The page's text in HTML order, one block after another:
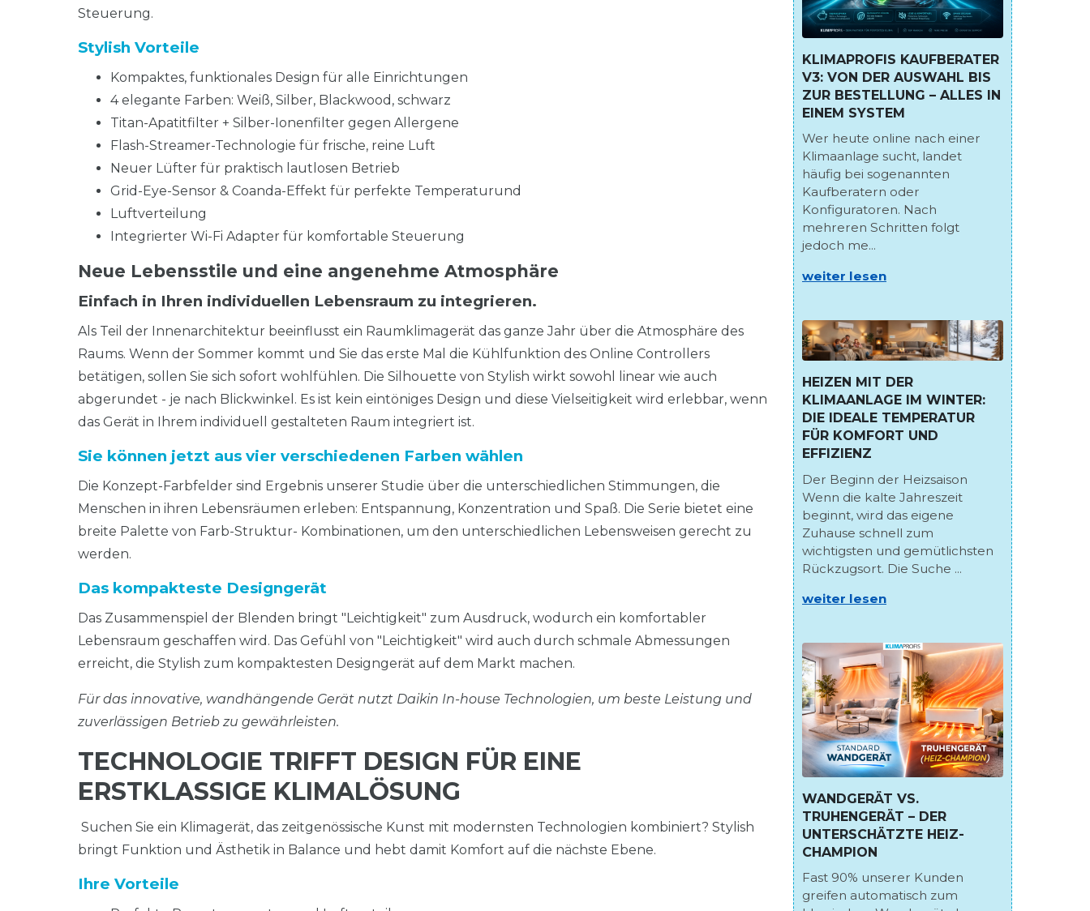
Steuerung.
Stylish Vorteile
Kompaktes, funktionales Design für alle Einrichtungen
4 elegante Farben: Weiß, Silber, Blackwood, schwarz
Titan-Apatitfilter + Silber-Ionenfilter gegen Allergene
Flash-Streamer-Technologie für frische, reine Luft
Neuer Lüfter für praktisch lautlosen Betrieb
Grid-Eye-Sensor & Coanda-Effekt für perfekte Temperaturund
Luftverteilung
Integrierter Wi-Fi Adapter für komfortable Steuerung
Neue Lebensstile und eine angenehme Atmosphäre
Einfach in Ihren individuellen Lebensraum zu integrieren.
Als Teil der Innenarchitektur beeinflusst ein Raumklimagerät das ganze Jahr über die Atmosphäre des
Raums. Wenn der Sommer kommt und Sie das erste Mal die Kühlfunktion des Online Controllers
betätigen, sollen Sie sich sofort wohlfühlen. Die Silhouette von Stylish wirkt sowohl linear wie auch
abgerundet - je nach Blickwinkel. Es ist kein eintöniges Design und diese Vielseitigkeit wird erlebbar, wenn
das Gerät in Ihrem individuell gestalteten Raum integriert ist.
Sie können jetzt aus vier verschiedenen Farben wählen
Die Konzept-Farbfelder sind Ergebnis unserer Studie über die unterschiedlichen Stimmungen, die
Menschen in ihren Lebensräumen erleben: Entspannung, Konzentration und Spaß. Die Serie bietet eine
breite Palette von Farb-Struktur- Kombinationen, um den unterschiedlichen Lebensweisen gerecht zu
werden.
Das kompakteste Designgerät
Das Zusammenspiel der Blenden bringt "Leichtigkeit" zum Ausdruck, wodurch ein komfortabler
Lebensraum geschaffen wird. Das Gefühl von "Leichtigkeit" wird auch durch schmale Abmessungen
erreicht, die Stylish zum kompaktesten Designgerät auf dem Markt machen.
Für das innovative, wandhängende Gerät nutzt Daikin In-house Technologien, um beste Leistung und
zuverlässigen Betrieb zu gewährleisten.
TECHNOLOGIE TRIFFT DESIGN FÜR EINE
ERSTKLASSIGE KLIMALÖSUNG
Suchen Sie ein Klimagerät, das zeitgenössische Kunst mit modernsten Technologien kombiniert? Stylish
bringt Funktion und Ästhetik in Balance und hebt damit Komfort auf die nächste Ebene.
Ihre Vorteile
KLIMAPROFIS KAUFBERATER
V3: VON DER AUSWAHL BIS
ZUR BESTELLUNG – ALLES IN
EINEM SYSTEM
Wer heute online nach einer
Klimaanlage sucht, landet
häufig bei sogenannten
Kaufberatern oder
Konfiguratoren. Nach
mehreren Schritten folgt
jedoch me...
weiter lesen
HEIZEN MIT DER
KLIMAANLAGE IM WINTER:
DIE IDEALE TEMPERATUR
FÜR KOMFORT UND
EFFIZIENZ
Der Beginn der Heizsaison
Wenn die kalte Jahreszeit
beginnt, wird das eigene
Zuhause schnell zum
wichtigsten und gemütlichsten
Rückzugsort. Die Suche ...
weiter lesen
WANDGERÄT VS.
TRUHENGERÄT – DER
UNTERSCHÄTZTE HEIZ-
CHAMPION
Fast 90% unserer Kunden
greifen automatisch zum